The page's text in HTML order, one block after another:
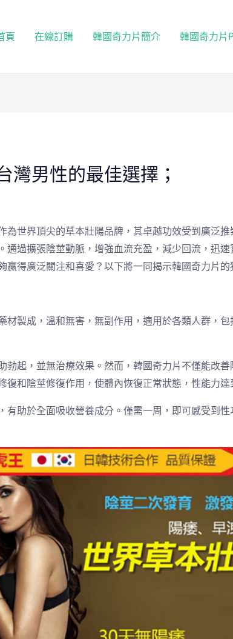
頁 在線訂購 韓國奇力片簡介 韓國奇力片
灣男性的最佳選擇；
為世界頂尖的草本壯陽品牌，其卓越功效受到廣泛
通過擴張陰莖動脈，增強血流充盈，減少回流，迅
得廣泛關注和喜愛？以下將一同揭示韓國奇力片的
材製成，溫和無害，無副作用，適用於各類人群，
勃起，並無治療效果。然而，韓國奇力片不僅能改
和陰莖修復作用，使體內恢復正常狀態，性能力達
有助於全面吸收營養成分。僅需一周，即可感受到